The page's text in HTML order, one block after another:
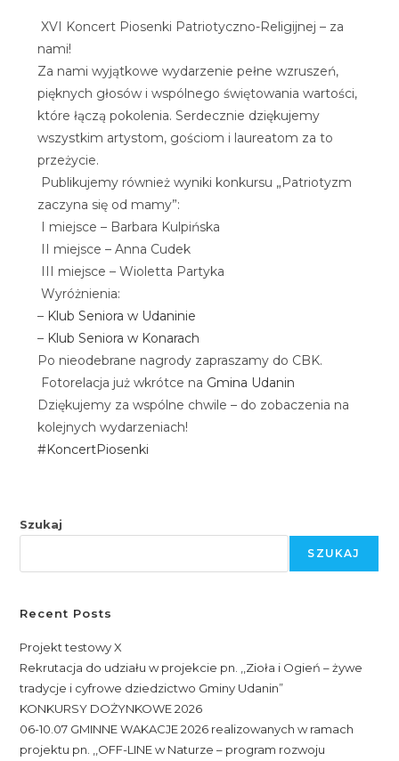
XVI Koncert Piosenki Patriotyczno-Religijnej – za
nami!
Za nami wyjątkowe wydarzenie pełne wzruszeń,
pięknych głosów i wspólnego świętowania wartości,
które łączą pokolenia. Serdecznie dziękujemy
wszystkim artystom, gościom i laureatom za to
przeżycie.
Publikujemy również wyniki konkursu „Patriotyzm
zaczyna się od mamy”:
I miejsce – Barbara Kulpińska
II miejsce – Anna Cudek
III miejsce – Wioletta Partyka
Wyróżnienia:
– Klub Seniora w Udaninie
– Klub Seniora w Konarach
Po nieodebrane nagrody zapraszamy do CBK.
Fotorelacja już wkrótce na Gmina Udanin
Dziękujemy za wspólne chwile – do zobaczenia na
kolejnych wydarzeniach!
#KoncertPiosenki
Szukaj
SZUKAJ
Recent Posts
Projekt testowy X
Rekrutacja do udziału w projekcie pn. ,,Zioła i Ogień – żywe
tradycje i cyfrowe dziedzictwo Gminy Udanin”
KONKURSY DOŻYNKOWE 2026
06-10.07 GMINNE WAKACJE 2026 realizowanych w ramach
projektu pn. ,,OFF-LINE w Naturze – program rozwoju